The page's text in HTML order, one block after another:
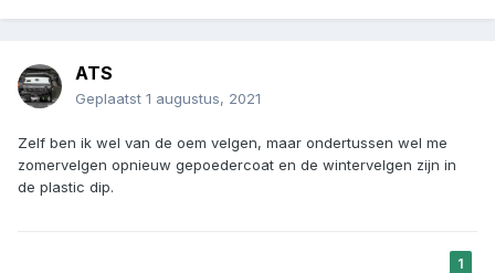
ATS
Geplaatst 1 augustus, 2021
Zelf ben ik wel van de oem velgen, maar ondertussen wel me
zomervelgen opnieuw gepoedercoat en de wintervelgen zijn in
de plastic dip.
1